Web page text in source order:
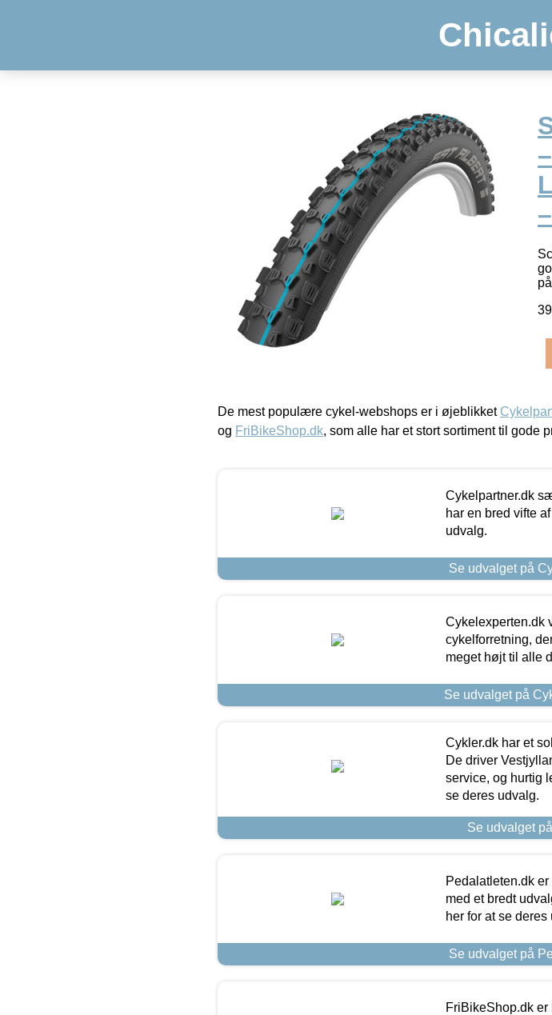
De mest populære cykel-webshops er i øjeblikket
og FriBikeShop.dk, som alle har et stort sortiment til gode
Cykelpartner.dk
har en bred vifte
udvalg.
Se udvalget på
Cykelexperten.dk
cykelforretning,
meget højt til alle
Se udvalget på
Cykler.dk har et
De driver
service, og hurtig
se deres udvalg.
Se udvalget
Pedalatleten.dk
med et bredt
her for at se deres
Se udvalget på
FriBikeShop.dk